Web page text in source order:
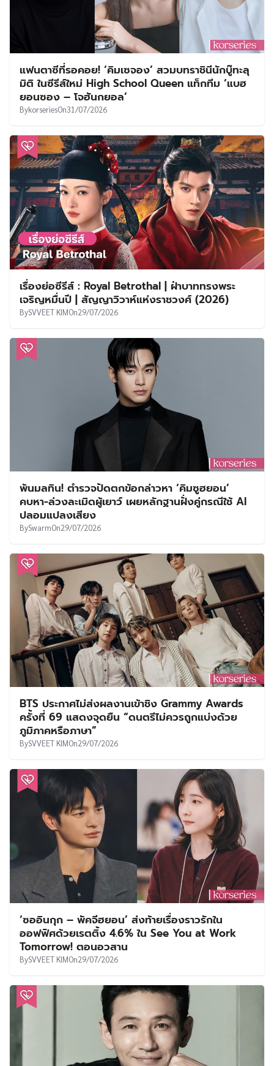
แฟนตาซีที่รอคอย! ‘คิมเซจอง’ สวมบทราชินีนักบู๊ทะลุ
มิติ ในซีรีส์ใหม่ High School Queen แท็กทีม ‘แบฮ
ยอนซอง – โจฮันกยอล’
BykorseriesOn31/07/2026
เรื่องย่อซีรีส์ : Royal Betrothal | ฝ่าบาททรงพระ
เจริญหมื่นปี | สัญญาวิวาห์แห่งราชวงศ์ (2026)
BySVVEET KIMOn29/07/2026
พ้นมลทิน! ตำรวจปัดตกข้อกล่าวหา ‘คิมซูฮยอน’
คบหา-ล่วงละเมิดผู้เยาว์ เผยหลักฐานฝั่งคู่กรณีใช้ AI
ปลอมแปลงเสียง
BySwarmOn29/07/2026
BTS ประกาศไม่ส่งผลงานเข้าชิง Grammy Awards
ครั้งที่ 69 แสดงจุดยืน “ดนตรีไม่ควรถูกแบ่งด้วย
ภูมิภาคหรือภาษา”
BySVVEET KIMOn29/07/2026
‘ซออินกุก – พัคจีฮยอน’ ส่งท้ายเรื่องราวรักใน
ออฟฟิศด้วยเรตติ้ง 4.6% ใน See You at Work
Tomorrow! ตอนอวสาน
BySVVEET KIMOn29/07/2026